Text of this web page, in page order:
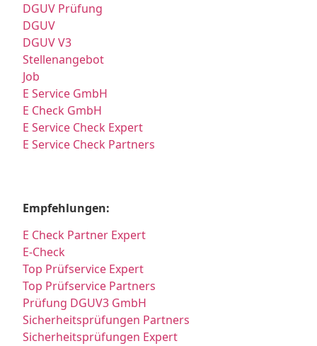
DGUV Prüfung
DGUV
DGUV V3
Stellenangebot
Job
E Service GmbH
E Check GmbH
E Service Check Expert
E Service Check Partners
Empfehlungen:
E Check Partner Expert
E-Check
Top Prüfservice Expert
Top Prüfservice Partners
Prüfung DGUV3 GmbH
Sicherheitsprüfungen Partners
Sicherheitsprüfungen Expert